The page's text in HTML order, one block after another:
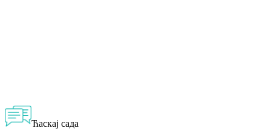
Ћаскај сада